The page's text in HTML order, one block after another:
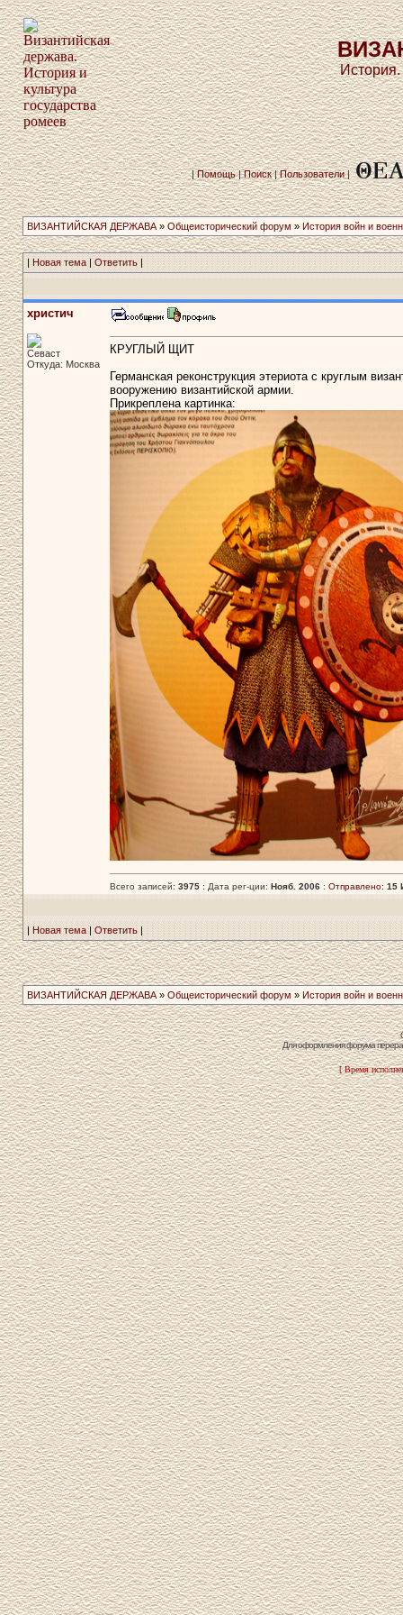
|Помощь|Поиск|Пользователи|
ВИЗАНТИЙСКАЯ ДЕРЖАВА» Общеисторический форум » История войн и
| Новая тема|Ответить|
христич
Севаст
Откуда: Москва
КРУГЛЫЙ ЩИТ
Германская реконструкция этериота с круглым
вооружению византийской армии.
Прикреплена картинка:
Всего записей: 3975: Дата рег-ции: Нояб. 2006: Отправлено: 15
| Новая тема|Ответить|
ВИЗАНТИЙСКАЯ ДЕРЖАВА» Общеисторический форум » История войн и
Для оформления форума
[ Время